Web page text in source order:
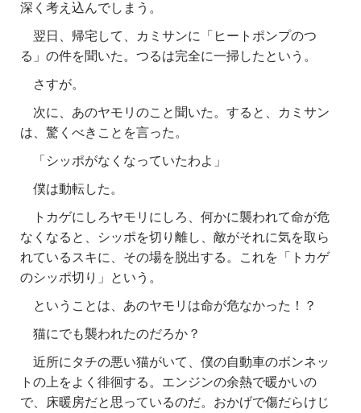
深く考え込んでしまう。
翌日、帰宅して、カミサンに「ヒートポンプのつ
る」の件を聞いた。つるは完全に一掃したという。
さすが。
次に、あのヤモリのこと聞いた。すると、カミサン
は、驚くべきことを言った。
「シッポがなくなっていたわよ」
僕は動転した。
トカゲにしろヤモリにしろ、何かに襲われて命が危
なくなると、シッポを切り離し、敵がそれに気を取ら
れているスキに、その場を脱出する。これを「トカゲ
のシッポ切り」という。
ということは、あのヤモリは命が危なかった！？
猫にでも襲われたのだろか？
近所にタチの悪い猫がいて、僕の自動車のボンネッ
トの上をよく徘徊する。エンジンの余熱で暖かいの
で、床暖房だと思っているのだ。おかげで傷だらけじ